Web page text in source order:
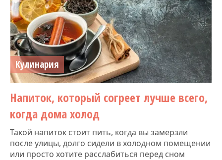
Кулинария
Напиток, который согреет лучше всего,
когда дома холод
Такой напиток стоит пить, когда вы замерзли
после улицы, долго сидели в холодном помещении
или просто хотите расслабиться перед сном